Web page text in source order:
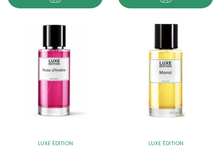
LUXE ÉDITION LUXE ÉDITION